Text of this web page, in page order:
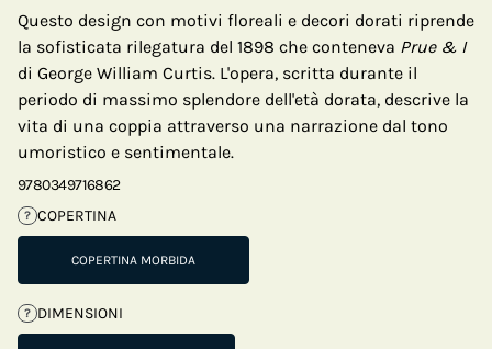
Questo design con motivi floreali e decori dorati riprende
la sofisticata rilegatura del 1898 che conteneva Prue & I
di George William Curtis. L'opera, scritta durante il
periodo di massimo splendore dell'età dorata, descrive la
vita di una coppia attraverso una narrazione dal tono
umoristico e sentimentale.
9780349716862
? COPERTINA
COPERTINA MORBIDA
? DIMENSIONI